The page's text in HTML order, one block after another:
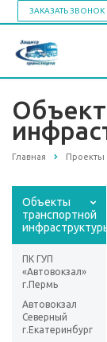
ЗАКАЗАТЬ ЗВОНОК
Главная Проекты
Объекты
транспортной
инфраструктуры
ПК ГУП
«Автовокзал»
г.Пермь
Автовокзал
Северный
г.Екатеринбург